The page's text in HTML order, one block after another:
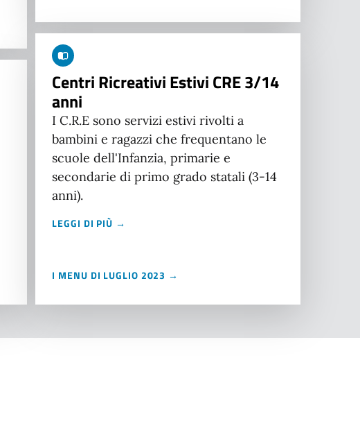
Centri Ricreativi Estivi CRE 3/14
anni
I C.R.E sono servizi estivi rivolti a
bambini e ragazzi che frequentano le
scuole dell'Infanzia, primarie e
secondarie di primo grado statali (3-14
anni).
LEGGI DI PIÙ →
I MENU DI LUGLIO 2023 →